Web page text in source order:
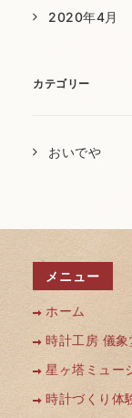
2020年4月
カテゴリー
おいでや
メニュー
ホーム
時計工房 儀象
星ヶ塔ミュー
時計づくり体